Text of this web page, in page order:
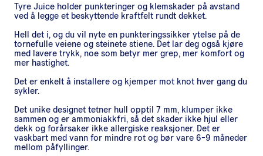
Tyre Juice holder punkteringer og klemskader på avstand
ved å legge et beskyttende kraftfelt rundt dekket.
Hell det i, og du vil nyte en punkteringssikker ytelse på de
tornefulle veiene og steinete stiene. Det lar deg også kjøre
med lavere trykk, noe som betyr mer grep, mer komfort og
mer hastighet.
Det er enkelt å installere og kjemper mot knot hver gang du
sykler.
Det unike designet tetner hull opptil 7 mm, klumper ikke
sammen og er ammoniakkfri, så det skader ikke hjul eller
dekk og forårsaker ikke allergiske reaksjoner. Det er
vaskbart med vann for mindre rot og bør vare 6-9 måneder
mellom påfyllinger.